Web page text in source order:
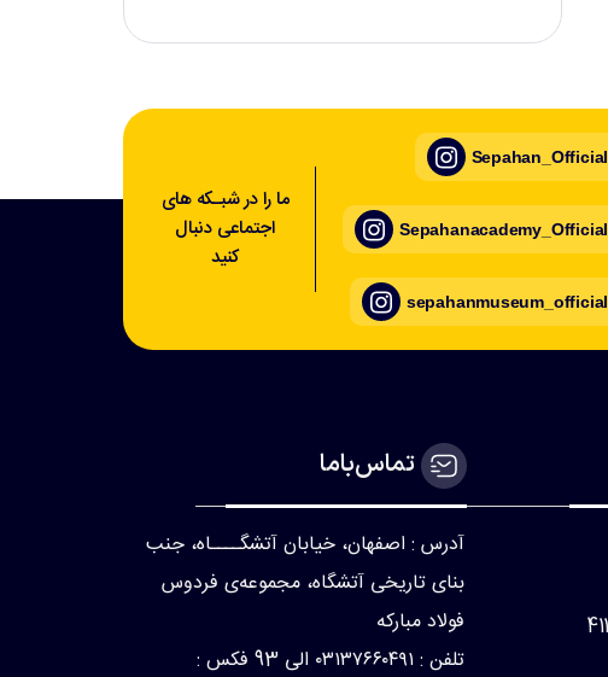
ما را در شبـکه های
اجتماعی دنبال
کنید
Sepahan_Official
Sepahanacademy_Official
sepahanmuseum_official
تماس‌با‌ما
آدرس : اصفهان، خیابان آتشگــــاه، جنب
بنای تاریخی آتشگاه، مجموعه‌ی فردوس
فولاد مبارکه
تلفن : ۰۳۱۳۷۶۶۰۴۹۱ الی 93 فکس :